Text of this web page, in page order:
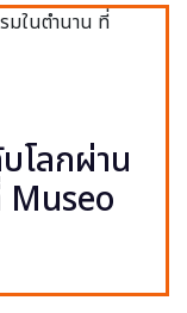
โลกผ่าน
Museo